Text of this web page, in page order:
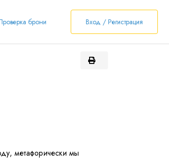
брони Вход / Регистрация
метафорически мы